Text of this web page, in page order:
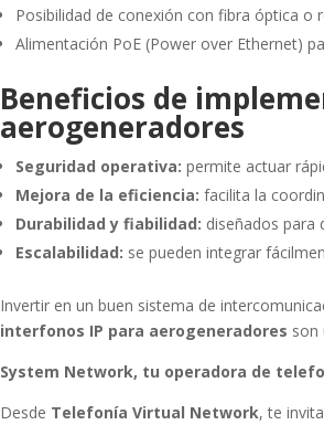
Posibilidad de conexión con fibra óptica o
Alimentación PoE (Power over Ethernet)
Beneficios de
aerogeneradores
Seguridad operativa: permite actuar
Mejora de la eficiencia: facilita la
Durabilidad y fiabilidad: diseñados para
Escalabilidad: se pueden integrar
Invertir en un buen sistema de
interfonos IP para aerogeneradores son
System Network, tu operadora de
Desde Telefonía Virtual Network, te